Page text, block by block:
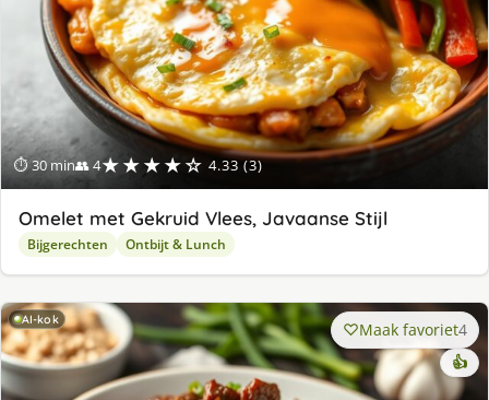
⏱ 30 min👥 4★★★★☆ 4.33 (3)
Omelet met Gekruid Vlees, Javaanse Stijl
Bijgerechten Ontbijt & Lunch
AI-kok Maak favoriet4
👍